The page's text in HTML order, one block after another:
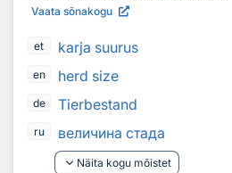
Vaata sõnakogu
et karja suurus
en herd size
de Tierbestand
ru
величина стада
keyboard_arrow_down Näita kogu mõistet